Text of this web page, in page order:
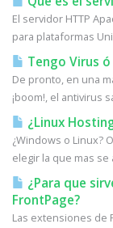
El servidor HTTP
para plataformas
Tengo Virus
De pronto, en una
¡boom!, el antivirus
¿Linux
¿Windows o Linux?
elegir la que mas se
¿Para que
FrontPage?
Las extensiones de